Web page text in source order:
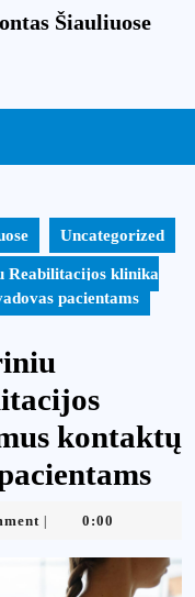
Šiauliuose
Uncategorized
Reabilitacijos klinika
pacientams
kontaktų
0:00